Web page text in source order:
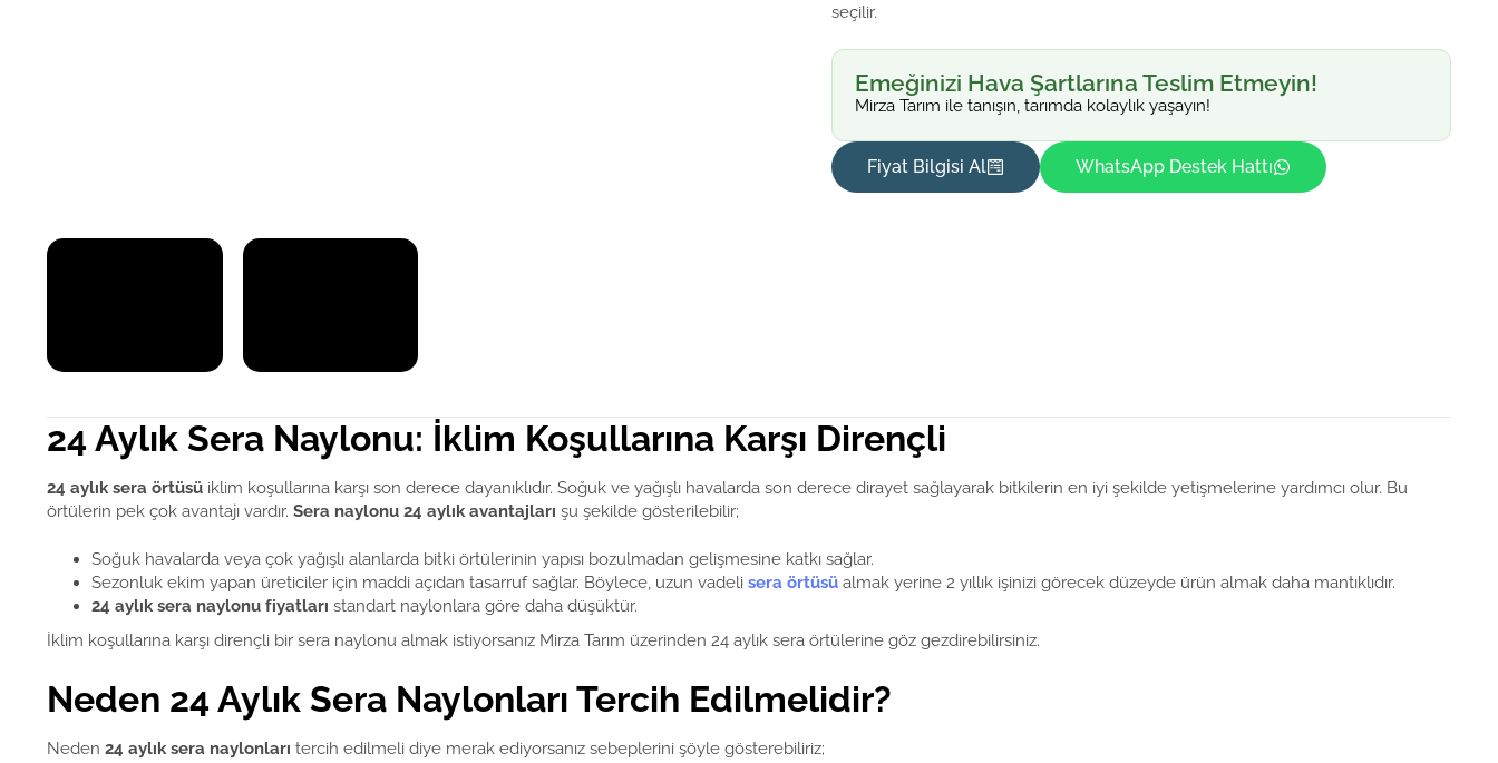
seçilir.
Emeğinizi Hava Şartlarına Teslim Etmeyin!
Mirza Tarım ile tanışın, tarımda kolaylık yaşayın!
Fiyat Bilgisi Al WhatsApp Destek Hattı
24 Aylık Sera Naylonu: İklim Koşullarına Karşı Dirençli
24 aylık sera örtüsü iklim koşullarına karşı son derece dayanıklıdır. Soğuk ve yağışlı havalarda son derece dirayet sağlayarak bitkilerin en iyi şekilde yetişmelerine yardımcı olur. Bu
örtülerin pek çok avantajı vardır. Sera naylonu 24 aylık avantajları şu şekilde gösterilebilir;
Soğuk havalarda veya çok yağışlı alanlarda bitki örtülerinin yapısı bozulmadan gelişmesine katkı sağlar.
Sezonluk ekim yapan üreticiler için maddi açıdan tasarruf sağlar. Böylece, uzun vadeli sera örtüsü almak yerine 2 yıllık işinizi görecek düzeyde ürün almak daha mantıklıdır.
24 aylık sera naylonu fiyatları standart naylonlara göre daha düşüktür.
İklim koşullarına karşı dirençli bir sera naylonu almak istiyorsanız Mirza Tarım üzerinden 24 aylık sera örtülerine göz gezdirebilirsiniz.
Neden 24 Aylık Sera Naylonları Tercih Edilmelidir?
Neden 24 aylık sera naylonları tercih edilmeli diye merak ediyorsanız sebeplerini şöyle gösterebiliriz;